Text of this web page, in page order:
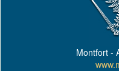
Montfort -